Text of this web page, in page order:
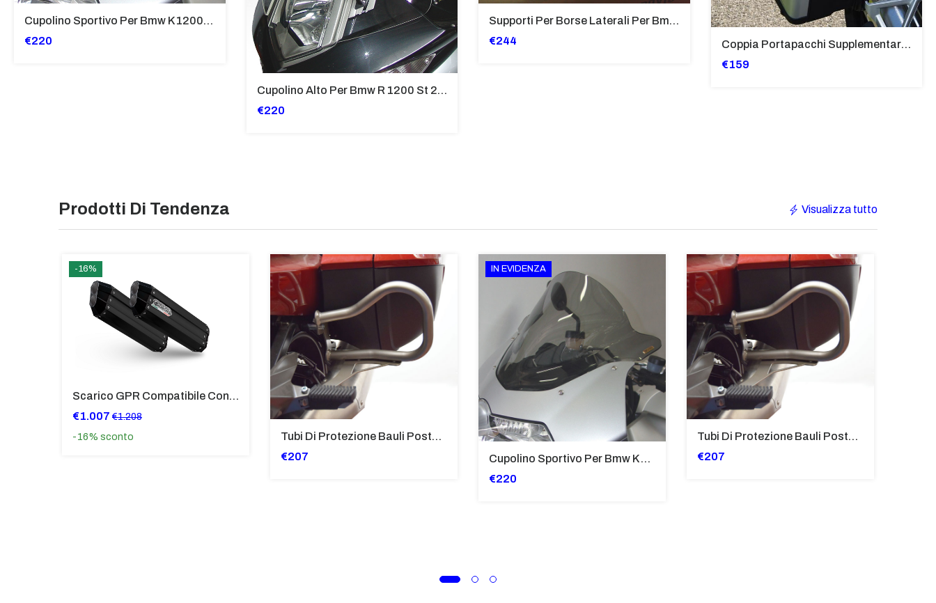
Cupolino Sportivo Per Bmw K 1200 R Sport 2005-07 TRASPARENTE - Sc967-T
€220
Cupolino Alto Per Bmw R 1200 St 2004 - 2007 TRASPARENTE - Sc950-T
€220
Supporti Per Borse Laterali Per Bmw Hp2 Megamoto 2007 - 2008 TRASPARENTE - Sb02-T
€244
Coppia Portapacchi Supplementare In Ferro Per Borse Modello “Vario” Bmw - PP29-R1250GS
€159
Prodotti Di Tendenza Visualizza tutto
-16%
Scarico GPR Compatibile Con Bmw K 1600 Gt 2017-2021 - Hyper Sonic Black Titanium
€1.007 €1.208
-16% sconto
Tubi Di Protezione Bauli Posteriori Per Bmw K 1600 Gt/Gtl (2010>2016) GIALLO - TB8025-K1600GTL
€207
IN EVIDENZA
Cupolino Sportivo Per Bmw K 1200 R Sport 2005-07 TRASPARENTE - Sc967-T
€220
Tubi Di Protezione Bauli Posteriori Per Bmw K 1600 Gt/Gtl (2010>2016) GIALLO - TB8025-K1600GT
€207